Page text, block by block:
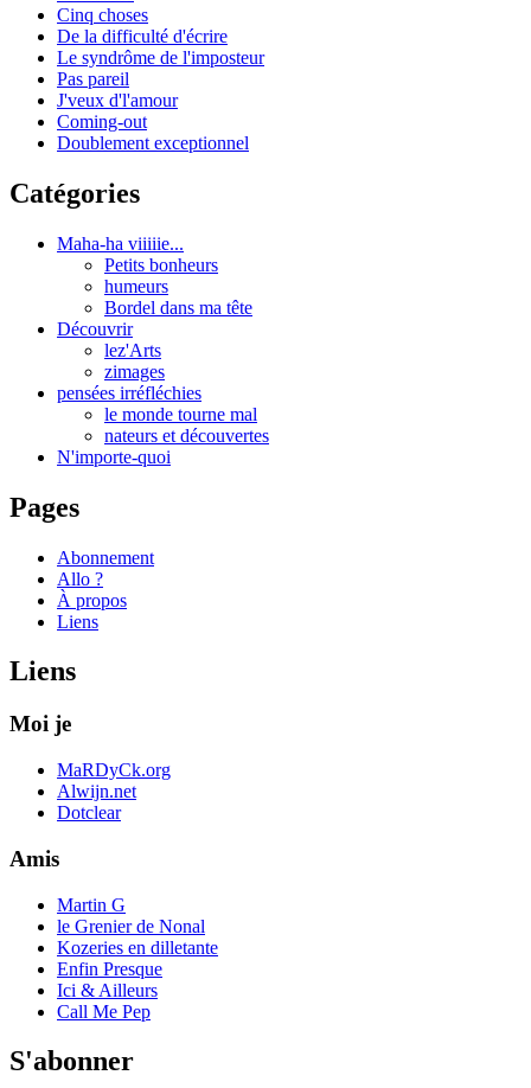
Cinq choses
De la difficulté d'écrire
Le syndrôme de l'imposteur
Pas pareil
J'veux d'l'amour
Coming-out
Doublement exceptionnel
Catégories
Maha-ha viiiiie...
Petits bonheurs
humeurs
Bordel dans ma tête
Découvrir
lez'Arts
zimages
pensées irréfléchies
le monde tourne mal
nateurs et découvertes
N'importe-quoi
Pages
Abonnement
Allo ?
À propos
Liens
Liens
Moi je
MaRDyCk.org
Alwijn.net
Dotclear
Amis
Martin G
le Grenier de Nonal
Kozeries en dilletante
Enfin Presque
Ici & Ailleurs
Call Me Pep
S'abonner